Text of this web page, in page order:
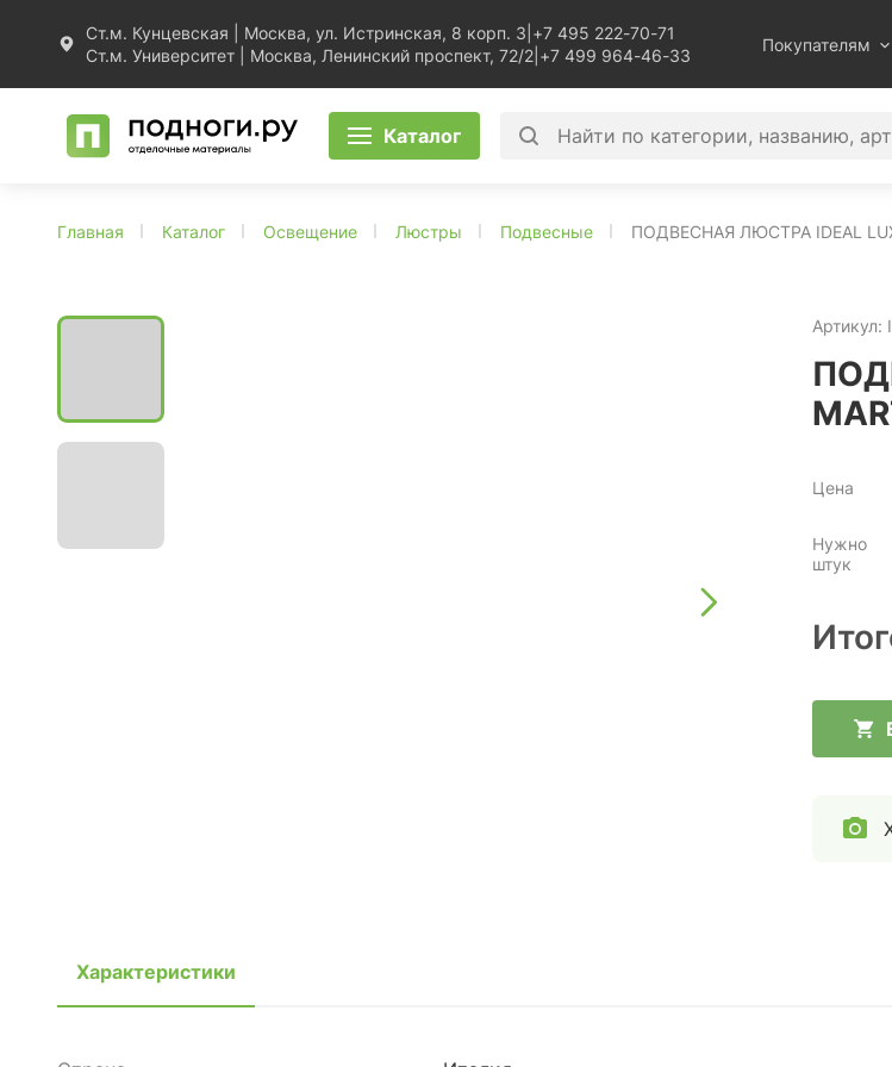
Ст.м. Кунцевская | Москва, ул. Истринская, 8 корп. 3 +7 495 222-70-71
Ст.м. Университет | Москва, Ленинский проспект, 72/2 +7 499 964-46-33
Покупателям
Каталог
Главная Каталог Освещение Люстры Подвесные ПОДВЕСНАЯ ЛЮСТРА IDEAL
Артикул:
Цена
Нужно
штук
Характеристики